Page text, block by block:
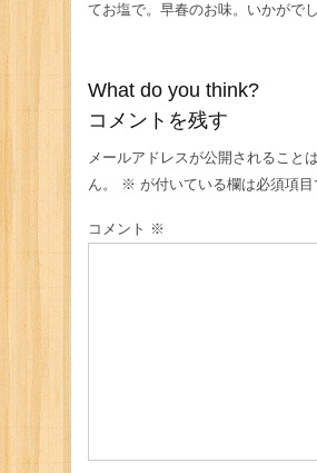
てお塩で。早春のお味。いかがで
What do you think?
コメントを残す
メールアドレスが公開されること
ん。
※ が付いている欄は必須項目
コメント ※